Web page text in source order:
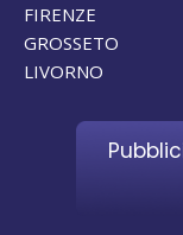
FIRENZE
GROSSETO
LIVORNO